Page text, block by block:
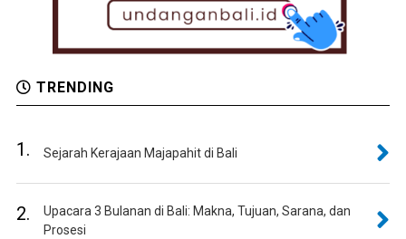
TRENDING
1. Sejarah Kerajaan Majapahit di Bali
2.
Upacara 3 Bulanan di Bali: Makna, Tujuan, Sarana, dan
Prosesi